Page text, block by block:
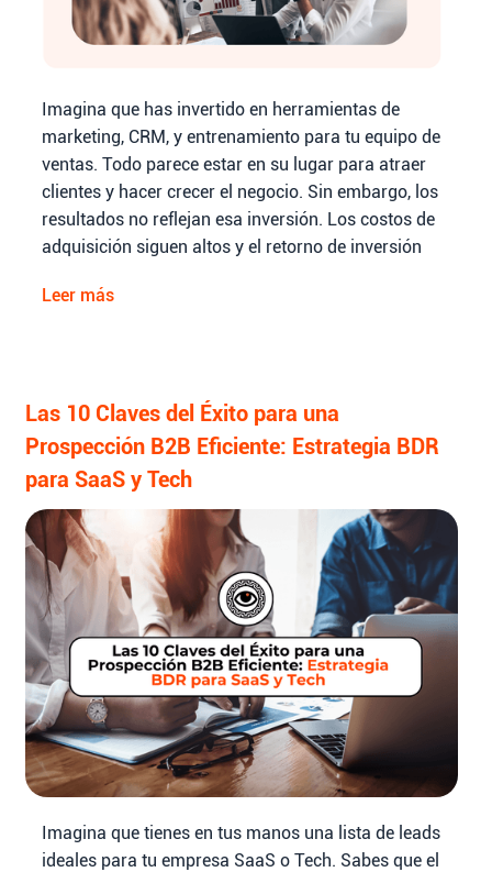
Imagina que has invertido en herramientas de
marketing, CRM, y entrenamiento para tu equipo de
ventas. Todo parece estar en su lugar para atraer
clientes y hacer crecer el negocio. Sin embargo, los
resultados no reflejan esa inversión. Los costos de
adquisición siguen altos y el retorno de inversión
Leer más
Las 10 Claves del Éxito para una
Prospección B2B Eficiente: Estrategia BDR
para SaaS y Tech
Imagina que tienes en tus manos una lista de leads
ideales para tu empresa SaaS o Tech. Sabes que el